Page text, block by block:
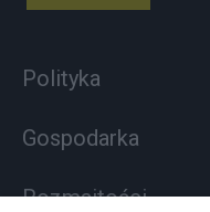
Polityka
Gospodarka
Rozmaitości